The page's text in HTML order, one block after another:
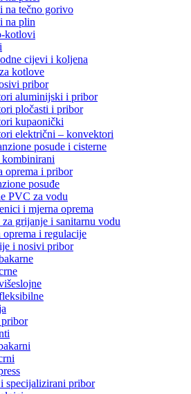
na tečno gorivo
na plin
kotlovi
cijevi i koljena
kotlove
pribor
aluminijski i pribor
pločasti i pribor
kupaonički
električni – konvektori
posude i cisterne
oprema i pribor
posuđe
PVC za vodu
i mjerna oprema
za grijanje i sanitarnu vodu
oprema i regulacije
i nosivi pribor
specijalizirani pribor